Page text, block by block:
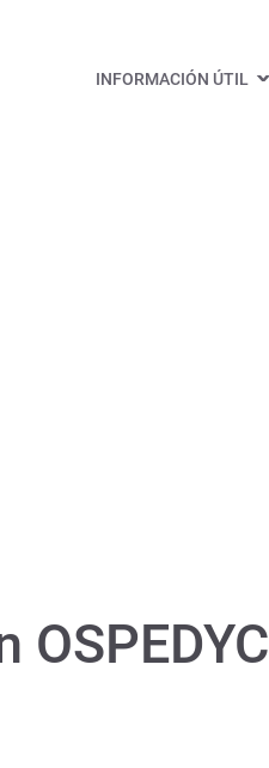
INFORMACIÓN ÚTIL